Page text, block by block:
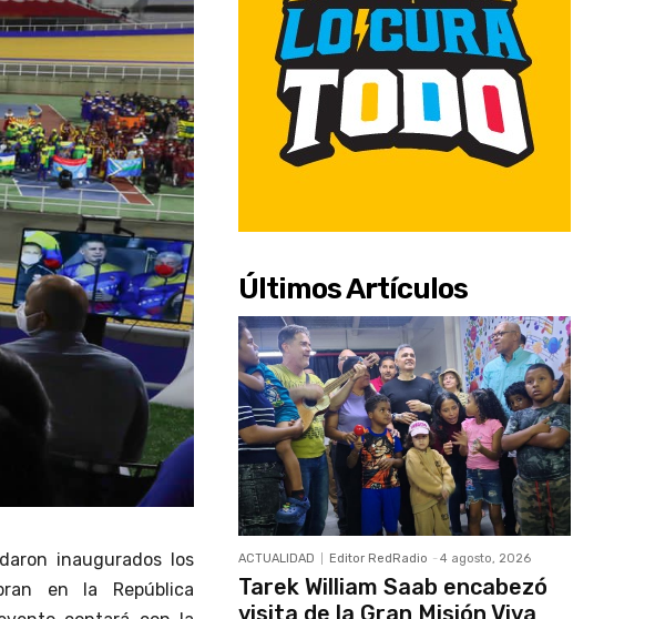
inaugurados los
en la República
Últimos Artículos
ACTUALIDAD Editor RedRadio - 4 agosto, 2026
Tarek William Saab encabezó
visita de la Gran Misión Viva